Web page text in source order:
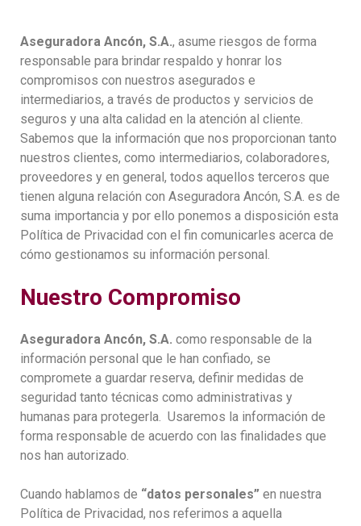
Aseguradora Ancón, S.A., asume riesgos de forma
responsable para brindar respaldo y honrar los
compromisos con nuestros asegurados e
intermediarios, a través de productos y servicios de
seguros y una alta calidad en la atención al cliente.
Sabemos que la información que nos proporcionan tanto
nuestros clientes, como intermediarios, colaboradores,
proveedores y en general, todos aquellos terceros que
tienen alguna relación con Aseguradora Ancón, S.A. es de
suma importancia y por ello ponemos a disposición esta
Política de Privacidad con el fin comunicarles acerca de
cómo gestionamos su información personal.
Nuestro Compromiso
Aseguradora Ancón, S.A. como responsable de la
información personal que le han confiado, se
compromete a guardar reserva, definir medidas de
seguridad tanto técnicas como administrativas y
humanas para protegerla. Usaremos la información de
forma responsable de acuerdo con las finalidades que
nos han autorizado.
Cuando hablamos de “datos personales” en nuestra
Política de Privacidad, nos referimos a aquella